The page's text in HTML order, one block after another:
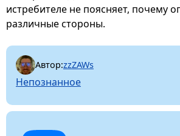
истребителе не поясняет, почему
различные стороны.
Автор:zzZAWs
Непознанное